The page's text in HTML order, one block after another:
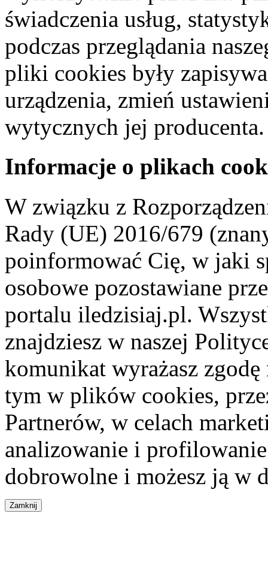
świadczenia usług,
podczas przeglądania
pliki cookies były
urządzenia, zmień
wytycznych jej producenta.
Informacje o plikach
W związku z
Rady (UE) 2016/679
poinformować Cię, w jaki
osobowe pozostawiane
portalu iledzisiaj.pl.
znajdziesz w naszej
komunikat wyrażasz
tym w plików cookies,
Partnerów, w celach
analizowanie i
dobrowolne i możesz ją w